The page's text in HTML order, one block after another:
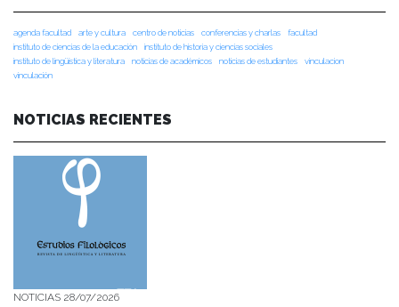
agenda facultad arte y cultura centro de noticias conferencias y charlas
facultad
instituto de ciencias de la educación
instituto de historia y ciencias sociales
instituto de lingüística y literatura
noticias de académicos noticias de estudiantes
vinculacion
vinculación
NOTICIAS RECIENTES
NOTICIAS 28/07/2026